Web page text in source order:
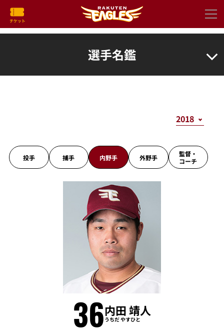
選手名鑑
投手 捕手 内野手 外野手
監督・
コーチ
36内田 靖人
うちだ やすひと